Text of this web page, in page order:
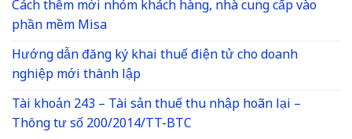
Cách thêm mới nhóm khách hàng, nhà cung cấp vào
phần mềm Misa
Hướng dẫn đăng ký khai thuế điện tử cho doanh
nghiệp mới thành lập
Tài khoản 243 – Tài sản thuế thu nhập hoãn lại –
Thông tư số 200/2014/TT-BTC